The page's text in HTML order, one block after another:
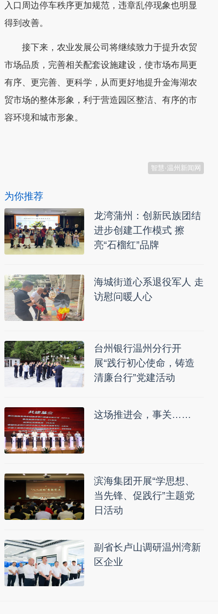
入口周边停车秩序更加规范，违章乱停现象也明显
得到改善。
接下来，农业发展公司将继续致力于提升农贸
市场品质，完善相关配套设施建设，使市场布局更
有序、更完善、更科学，从而更好地提升金海湖农
贸市场的整体形象，利于营造园区整洁、有序的市
容环境和城市形象。
智慧·温州新闻网
为你推荐
龙湾蒲州：创新民族团结
进步创建工作模式 擦
亮“石榴红”品牌
海城街道心系退役军人 走
访慰问暖人心
台州银行温州分行开
展“践行初心使命，铸造
清廉台行”党建活动
这场推进会，事关……
滨海集团开展“学思想、
当先锋、促践行”主题党
日活动
副省长卢山调研温州湾新
区企业